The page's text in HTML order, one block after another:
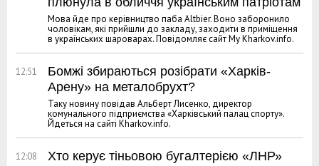
Мова йде про керівництво паба Altbier. Воно заборонило
чоловікам, які прийшли до закладу, заходити в приміщення
в українських шароварах. Повідомляє сайт My Kharkov.info.
12:51
Бомжі збираються розібрати «Харків-
Арену» на металобрухт?
Таку новину повідав Альберт Лисенко, директор
комунального підприємства «Харківський палац спорту».
Йдеться на сайті Kharkov.info.
12:08 Хто керує тіньовою бугалтерією «ЛНР»